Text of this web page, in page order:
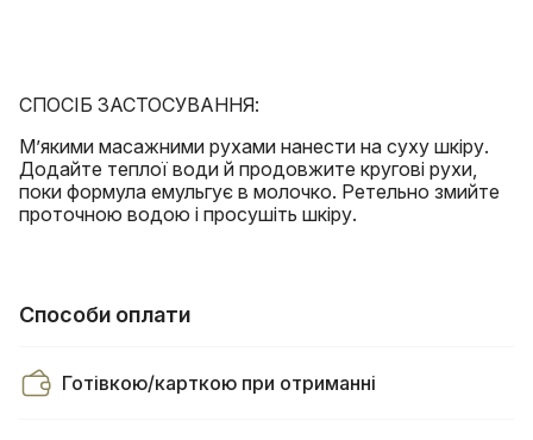
СПОСІБ ЗАСТОСУВАННЯ:
М’якими масажними рухами нанести на суху шкіру.
Додайте теплої води й продовжите кругові рухи,
поки формула емульгує в молочко. Ретельно змийте
проточною водою і просушіть шкіру.
Способи оплати
Готівкою/карткою при отриманні